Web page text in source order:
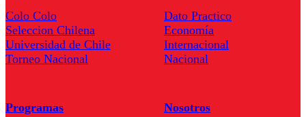
Colo Colo
Seleccion Chilena
Universidad de Chile
Torneo Nacional
Dato Practico
Economía
Internacional
Nacional
Programas
Nosotros